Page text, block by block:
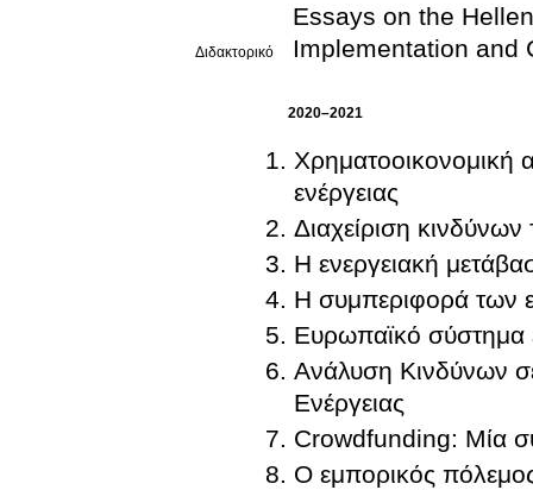
Διδακτορικό
Essays on the
Implementation and
2020–2021
Χρηματοοικονομική
ενέργειας
Διαχείριση
Η ενεργειακή
Η συμπεριφορά των
Ευρωπαϊκό σύστημα
Ανάλυση Κινδύνων
Ενέργειας
Crowdfunding: Μία
Ο εμπορικός